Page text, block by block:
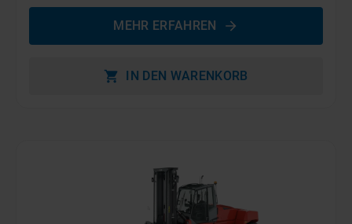
MEHR ERFAHREN
IN DEN WARENKORB